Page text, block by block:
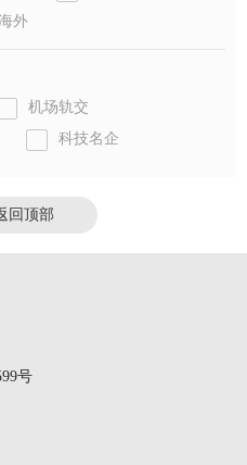
外
机场轨交
科技名企
回顶部
号